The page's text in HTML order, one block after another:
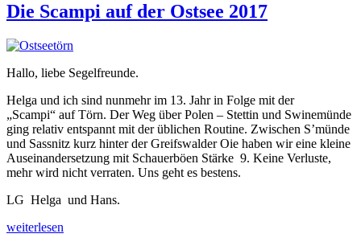
Die Scampi auf der Ostsee 2017
Hallo, liebe Segelfreunde.
Helga und ich sind nunmehr im 13. Jahr in Folge mit der
„Scampi“ auf Törn. Der Weg über Polen – Stettin und Swinemünde
ging relativ entspannt mit der üblichen Routine. Zwischen S’münde
und Sassnitz kurz hinter der Greifswalder Oie haben wir eine kleine
Auseinandersetzung mit Schauerböen Stärke 9. Keine Verluste,
mehr wird nicht verraten. Uns geht es bestens.
LG Helga und Hans.
„Die
weiterlesen